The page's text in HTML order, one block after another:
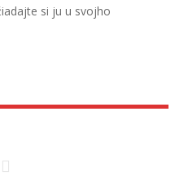
si ju u svojho